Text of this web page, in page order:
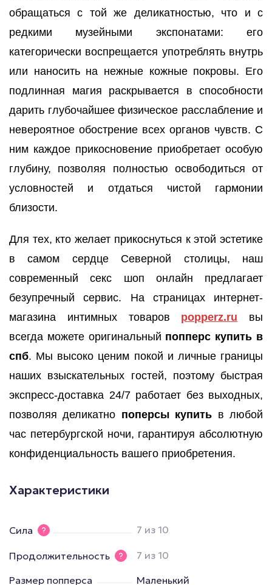
обращаться с той же деликатностью, что и с
редкими музейными экспонатами: его
категорически воспрещается употреблять внутрь
или наносить на нежные кожные покровы. Его
подлинная магия раскрывается в способности
дарить глубочайшее физическое расслабление и
невероятное обострение всех органов чувств. С
ним каждое прикосновение приобретает особую
глубину, позволяя полностью освободиться от
условностей и отдаться чистой гармонии
близости.
Для тех, кто желает прикоснуться к этой эстетике
в самом сердце Северной столицы, наш
современный секс шоп онлайн предлагает
безупречный сервис. На страницах интернет-
магазина интимных товаров popperz.ru вы
всегда можете оригинальный попперс купить в
спб. Мы высоко ценим покой и личные границы
наших взыскательных гостей, поэтому быстрая
экспресс-доставка 24/7 работает без выходных,
позволяя деликатно поперсы купить в любой
час петербургской ночи, гарантируя абсолютную
конфиденциальность вашего приобретения.
Характеристики
Сила 7 из 10
Продолжительность 7 из 10
Размер попперса Маленький